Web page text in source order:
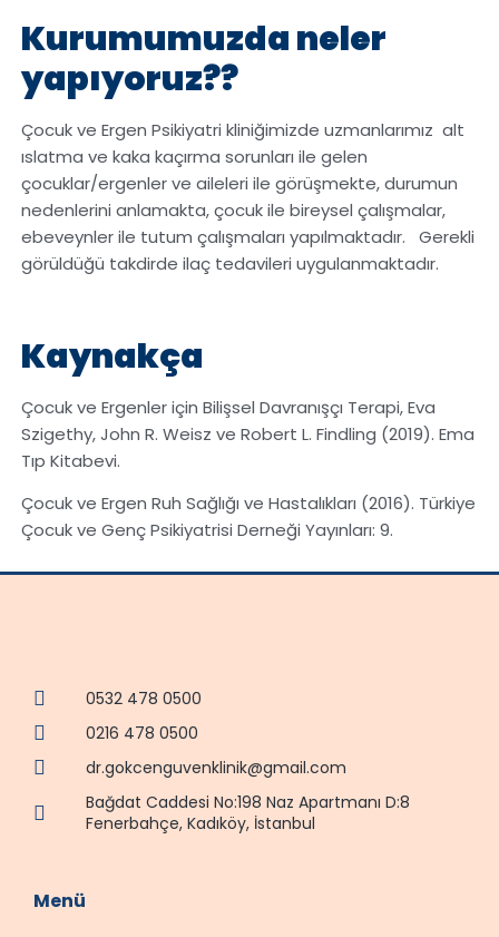
Kurumumuzda neler
yapıyoruz??
Çocuk ve Ergen Psikiyatri kliniğimizde uzmanlarımız alt
ıslatma ve kaka kaçırma sorunları ile gelen
çocuklar/ergenler ve aileleri ile görüşmekte, durumun
nedenlerini anlamakta, çocuk ile bireysel çalışmalar,
ebeveynler ile tutum çalışmaları yapılmaktadır. Gerekli
görüldüğü takdirde ilaç tedavileri uygulanmaktadır.
Kaynakça
Çocuk ve Ergenler için Bilişsel Davranışçı Terapi, Eva
Szigethy, John R. Weisz ve Robert L. Findling (2019). Ema
Tıp Kitabevi.
Çocuk ve Ergen Ruh Sağlığı ve Hastalıkları (2016). Türkiye
Çocuk ve Genç Psikiyatrisi Derneği Yayınları: 9.
0532 478 0500
0216 478 0500
dr.gokcenguvenklinik@gmail.com
Bağdat Caddesi No:198 Naz Apartmanı D:8
Fenerbahçe, Kadıköy, İstanbul
Menü